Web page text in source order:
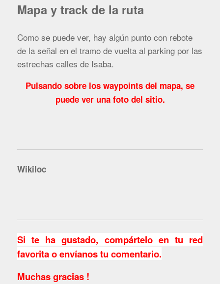
Mapa y track de la ruta
Como se puede ver, hay algún punto con rebote
de la señal en el tramo de vuelta al parking por las
estrechas calles de Isaba.
Pulsando sobre los waypoints del mapa, se
puede ver una foto del sitio.
Wikiloc
Si te ha gustado, compártelo en tu red
favorita o envíanos tu comentario.
Muchas gracias !